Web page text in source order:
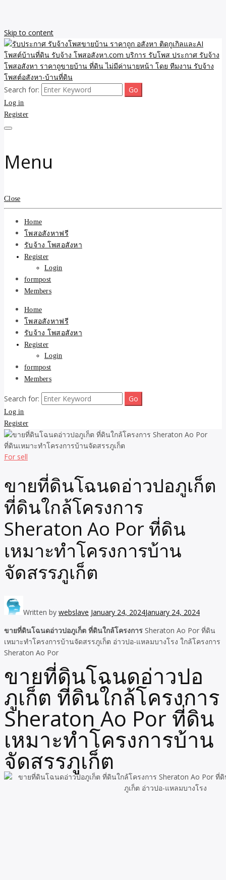
Skip to content
รับประกาศ รับจ้างโพสขาย
บ้าน ราคาถูก อสังหา ติดกู
รับจ้าง โพสอสังหา.com
บริการ รับโพส ประกาศ
รับจ้างโพสอสังหา ราคาถู
ขายบ้าน ที่ดิน ไม่มีค่านาย
หน้า โดย ทีมงาน รับจ้าง
โพสต์อสังหา-บ้านที่ดิน
รับจ้างโพสขายบ้าน ราคาถูก ประกาศ ขายอสังหา โฆษณา ไม่มีค่านาย
หน้า โพสอสังหา รับจ้างโพสขายบ้านบริการ รับจ้างโพสอสังหา ราคาถูก
ขายบ้าน ขายที่ดิน เว็บประกาศ โพส โฆษณา ลงประกาศฟรี
Search for:
Log in
Register
Menu
Close
Home
โพสอสังหาฟรี
รับจ้าง โพสอสังหา
Register
Login
formpost
Members
Home
โพสอสังหาฟรี
รับจ้าง โพสอสังหา
Register
Login
formpost
Members
Search for:
Log in
Register
For sell
ขายที่ดินโฉนดอ่าวปอภูเก็ต
ที่ดินใกล้โครงการ
Sheraton Ao Por ที่ดิน
เหมาะทำโครงการบ้าน
จัดสรรภูเก็ต
Written by webslave January 24, 2024January 24, 2024
ขายที่ดินโฉนดอ่าวปอภูเก็ต ที่ดินใกล้โครงการ Sheraton Ao Por ที่ดิน
เหมาะทำโครงการบ้านจัดสรรภูเก็ต อ่าวปอ-แหลมบางโรง ใกล้โครงการ
Sheraton Ao Por
ขายที่ดินโฉนดอ่าวปอ
ภูเก็ต ที่ดินใกล้โครงการ
Sheraton Ao Por ที่ดิน
เหมาะทำโครงการบ้าน
จัดสรรภูเก็ต